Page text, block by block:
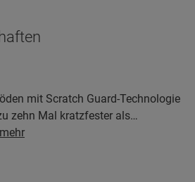
mit Scratch Guard-Technologie
zehn Mal kratzfester als
Böden.